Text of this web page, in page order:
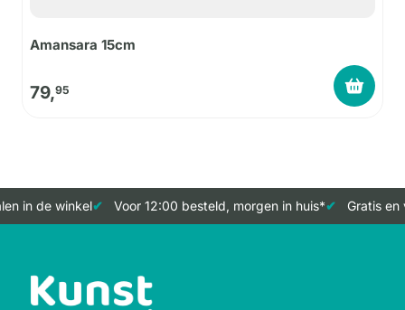
Amansara 15cm
79,95
in de winkel Voor 12:00 besteld, morgen in huis* Gratis en